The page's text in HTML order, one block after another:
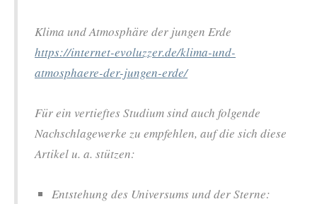
Klima und Atmosphäre der jungen Erde
https://internet-evoluzzer.de/klima-und-
atmosphaere-der-jungen-erde/
Für ein vertieftes Studium sind auch folgende
Nachschlagewerke zu empfehlen, auf die sich diese
Artikel u. a. stützen:
Entstehung des Universums und der Sterne: